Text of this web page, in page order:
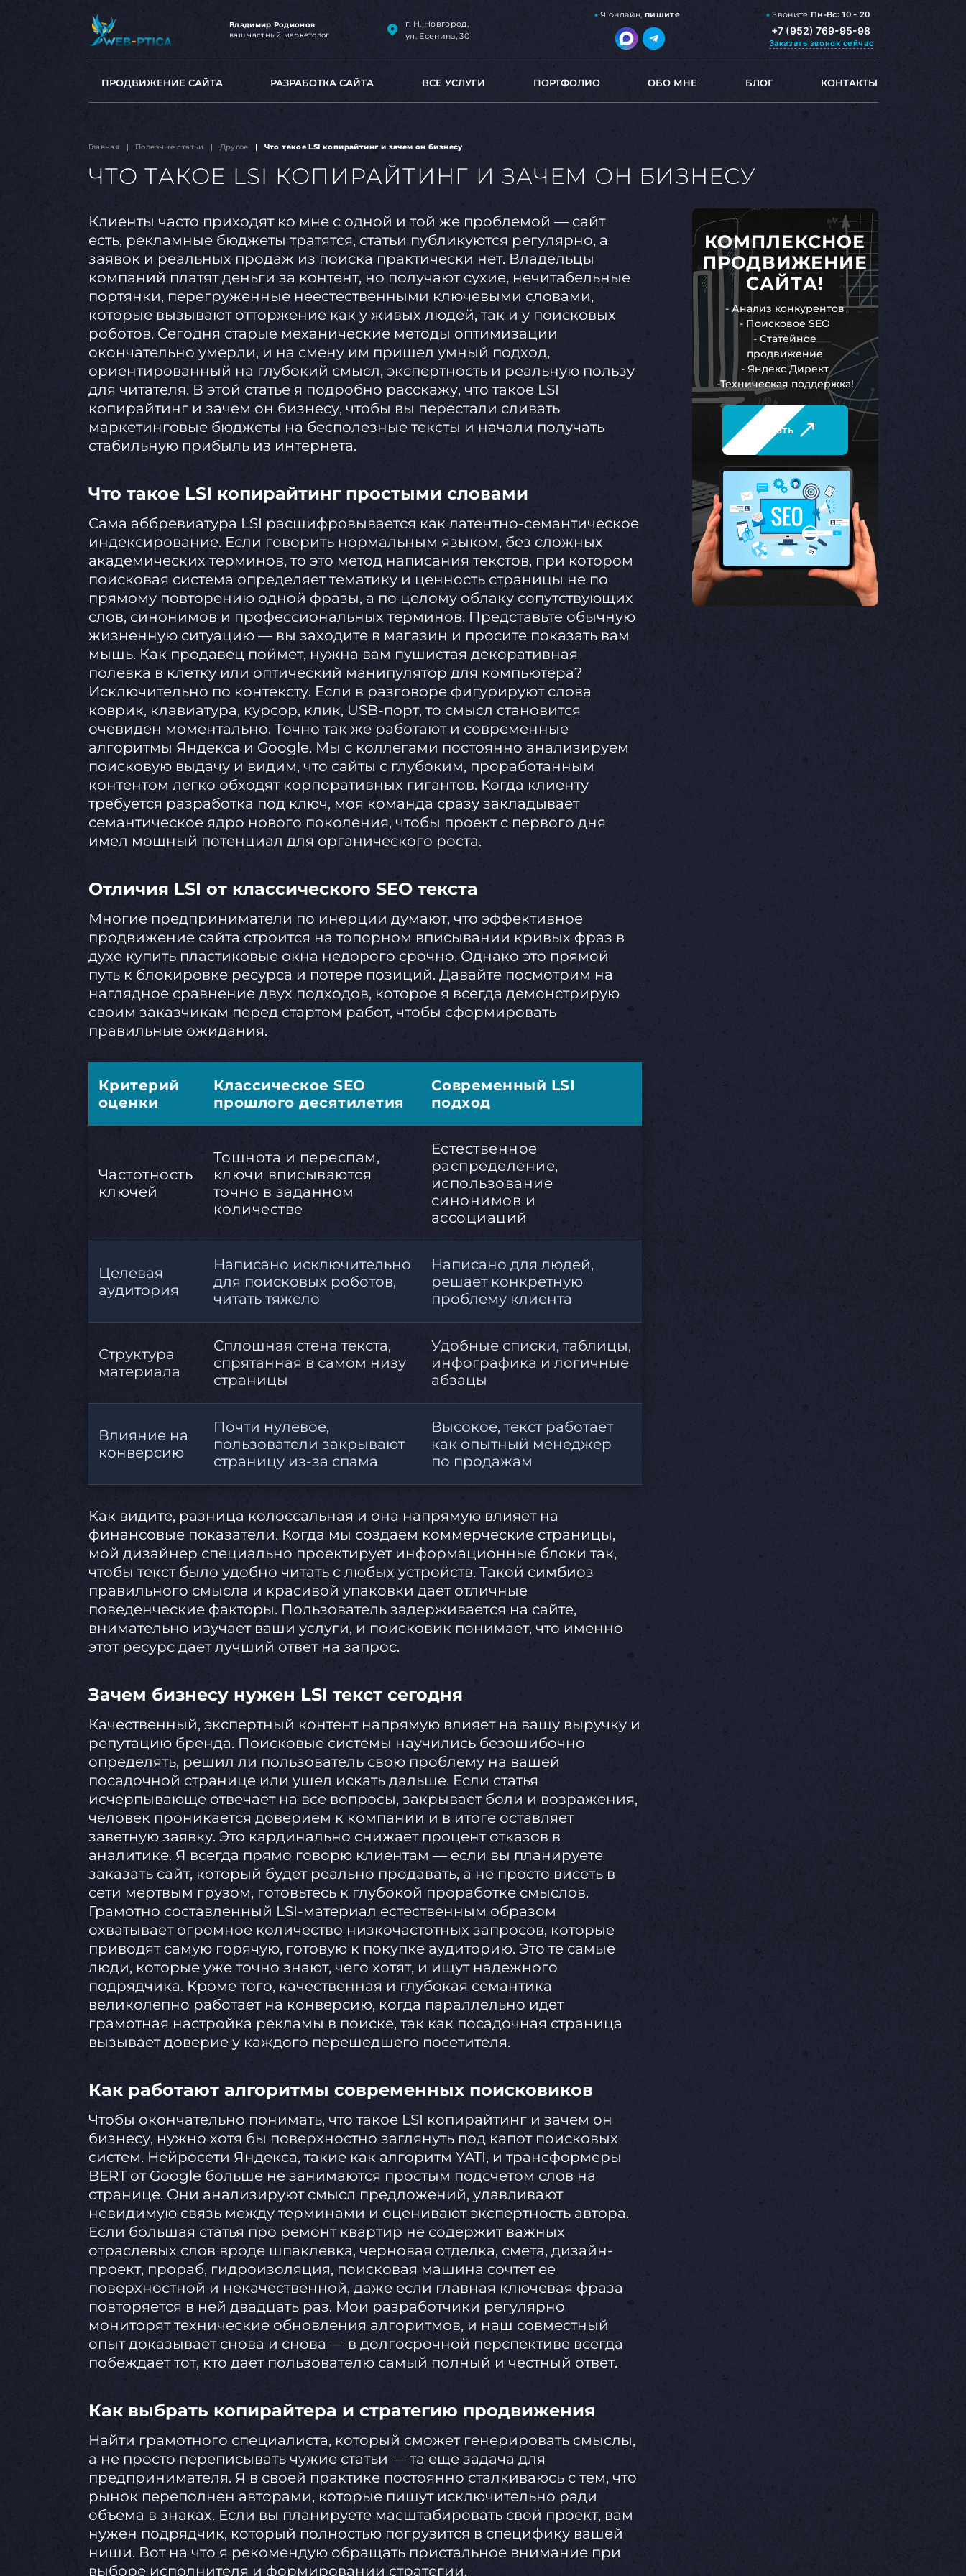
Владимир Родионов
ваш частный маркетолог
г. Н. Новгород,
ул. Есенина, 30
Я онлайн, пишите Звоните Пн-Вс:10 - 20
+7 (952) 769-95-98
Заказать звонок сейчас
ПРОДВИЖЕНИЕ САЙТА РАЗРАБОТКА САЙТА ВСЕ УСЛУГИ ПОРТФОЛИО ОБО МНЕ БЛОГ КОНТАКТЫ
Главная Полезные статьи Другое Что такое LSI копирайтинг и зачем он бизнесу
ЧТО ТАКОЕ LSI КОПИРАЙТИНГ И ЗАЧЕМ ОН БИЗНЕСУ
Клиенты часто приходят ко мне с одной и той же проблемой — сайт
есть, рекламные бюджеты тратятся, статьи публикуются регулярно, а
заявок и реальных продаж из поиска практически нет. Владельцы
компаний платят деньги за контент, но получают сухие, нечитабельные
портянки, перегруженные неестественными ключевыми словами,
которые вызывают отторжение как у живых людей, так и у поисковых
роботов. Сегодня старые механические методы оптимизации
окончательно умерли, и на смену им пришел умный подход,
ориентированный на глубокий смысл, экспертность и реальную пользу
для читателя. В этой статье я подробно расскажу, что такое LSI
копирайтинг и зачем он бизнесу, чтобы вы перестали сливать
маркетинговые бюджеты на бесполезные тексты и начали получать
стабильную прибыль из интернета.
Что такое LSI копирайтинг простыми словами
Сама аббревиатура LSI расшифровывается как латентно-семантическое
индексирование. Если говорить нормальным языком, без сложных
академических терминов, то это метод написания текстов, при котором
поисковая система определяет тематику и ценность страницы не по
прямому повторению одной фразы, а по целому облаку сопутствующих
слов, синонимов и профессиональных терминов. Представьте обычную
жизненную ситуацию — вы заходите в магазин и просите показать вам
мышь. Как продавец поймет, нужна вам пушистая декоративная
полевка в клетку или оптический манипулятор для компьютера?
Исключительно по контексту. Если в разговоре фигурируют слова
коврик, клавиатура, курсор, клик, USB-порт, то смысл становится
очевиден моментально. Точно так же работают и современные
алгоритмы Яндекса и Google. Мы с коллегами постоянно анализируем
поисковую выдачу и видим, что сайты с глубоким, проработанным
контентом легко обходят корпоративных гигантов. Когда клиенту
требуется разработка под ключ, моя команда сразу закладывает
семантическое ядро нового поколения, чтобы проект с первого дня
имел мощный потенциал для органического роста.
Отличия LSI от классического SEO текста
Многие предприниматели по инерции думают, что эффективное
продвижение сайта строится на топорном вписывании кривых фраз в
духе купить пластиковые окна недорого срочно. Однако это прямой
путь к блокировке ресурса и потере позиций. Давайте посмотрим на
наглядное сравнение двух подходов, которое я всегда демонстрирую
своим заказчикам перед стартом работ, чтобы сформировать
правильные ожидания.
Критерий
оценки
Классическое SEO
прошлого десятилетия
Современный LSI
подход
Частотность
ключей
Тошнота и переспам,
ключи вписываются
точно в заданном
количестве
Естественное
распределение,
использование
синонимов и
ассоциаций
Целевая
аудитория
Написано исключительно
для поисковых роботов,
читать тяжело
Написано для людей,
решает конкретную
проблему клиента
Структура
материала
Сплошная стена текста,
спрятанная в самом низу
страницы
Удобные списки, таблицы,
инфографика и логичные
абзацы
Влияние на
конверсию
Почти нулевое,
пользователи закрывают
страницу из-за спама
Высокое, текст работает
как опытный менеджер
по продажам
Как видите, разница колоссальная и она напрямую влияет на
финансовые показатели. Когда мы создаем коммерческие страницы,
мой дизайнер специально проектирует информационные блоки так,
чтобы текст было удобно читать с любых устройств. Такой симбиоз
правильного смысла и красивой упаковки дает отличные
поведенческие факторы. Пользователь задерживается на сайте,
внимательно изучает ваши услуги, и поисковик понимает, что именно
этот ресурс дает лучший ответ на запрос.
Зачем бизнесу нужен LSI текст сегодня
Качественный, экспертный контент напрямую влияет на вашу выручку и
репутацию бренда. Поисковые системы научились безошибочно
определять, решил ли пользователь свою проблему на вашей
посадочной странице или ушел искать дальше. Если статья
исчерпывающе отвечает на все вопросы, закрывает боли и возражения,
человек проникается доверием к компании и в итоге оставляет
заветную заявку. Это кардинально снижает процент отказов в
аналитике. Я всегда прямо говорю клиентам — если вы планируете
заказать сайт, который будет реально продавать, а не просто висеть в
сети мертвым грузом, готовьтесь к глубокой проработке смыслов.
Грамотно составленный LSI-материал естественным образом
охватывает огромное количество низкочастотных запросов, которые
приводят самую горячую, готовую к покупке аудиторию. Это те самые
люди, которые уже точно знают, чего хотят, и ищут надежного
подрядчика. Кроме того, качественная и глубокая семантика
великолепно работает на конверсию, когда параллельно идет
грамотная настройка рекламы в поиске, так как посадочная страница
вызывает доверие у каждого перешедшего посетителя.
Как работают алгоритмы современных поисковиков
Чтобы окончательно понимать, что такое LSI копирайтинг и зачем он
бизнесу, нужно хотя бы поверхностно заглянуть под капот поисковых
систем. Нейросети Яндекса, такие как алгоритм YATI, и трансформеры
BERT от Google больше не занимаются простым подсчетом слов на
странице. Они анализируют смысл предложений, улавливают
невидимую связь между терминами и оценивают экспертность автора.
Если большая статья про ремонт квартир не содержит важных
отраслевых слов вроде шпаклевка, черновая отделка, смета, дизайн-
проект, прораб, гидроизоляция, поисковая машина сочтет ее
поверхностной и некачественной, даже если главная ключевая фраза
повторяется в ней двадцать раз. Мои разработчики регулярно
мониторят технические обновления алгоритмов, и наш совместный
опыт доказывает снова и снова — в долгосрочной перспективе всегда
побеждает тот, кто дает пользователю самый полный и честный ответ.
Как выбрать копирайтера и стратегию продвижения
Найти грамотного специалиста, который сможет генерировать смыслы,
а не просто переписывать чужие статьи — та еще задача для
предпринимателя. Я в своей практике постоянно сталкиваюсь с тем, что
рынок переполнен авторами, которые пишут исключительно ради
объема в знаках. Если вы планируете масштабировать свой проект, вам
нужен подрядчик, который полностью погрузится в специфику вашей
ниши. Вот на что я рекомендую обращать пристальное внимание при
выборе исполнителя и формировании стратегии.
КОМПЛЕКСНОЕ
ПРОДВИЖЕНИЕ
САЙТА!
- Анализ конкурентов
- Поисковое SEO
- Статейное
продвижение
- Яндекс Директ
-Техническая поддержка!
Узнать